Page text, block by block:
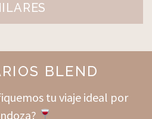
BLEND
tu viaje ideal por